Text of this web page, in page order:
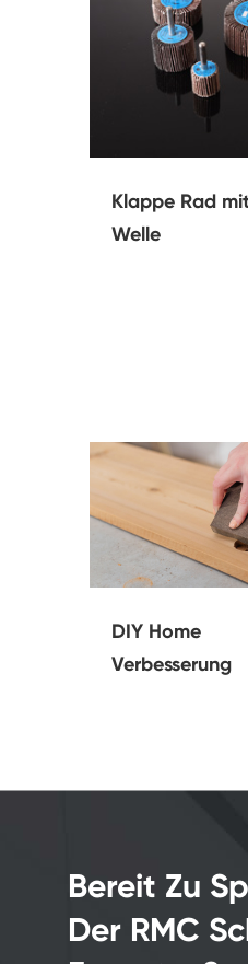
Klappe Rad
Welle
DIY Home
Verbesserung
Bereit Zu
Der RMC